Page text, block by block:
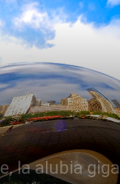
la alubia